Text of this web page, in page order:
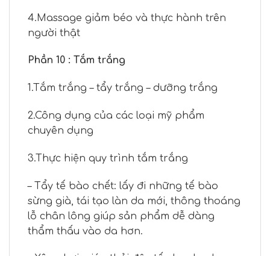
4.Massage giảm béo và thực hành trên
người thật
Phần 10 : Tắm trắng
1.Tắm trắng – tẩy trắng – dưỡng trắng
2.Công dụng của các loại mỹ phẩm
chuyên dụng
3.Thực hiện quy trình tắm trắng
– Tẩy tế bào chết: lấy đi những tế bào
sừng già, tái tạo làn da mới, thông thoáng
lỗ chân lông giúp sản phẩm dễ dàng
thẩm thấu vào da hơn.